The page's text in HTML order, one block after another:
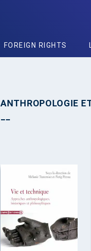
FOREIGN RIGHTS
ANTHROPOLOGIE